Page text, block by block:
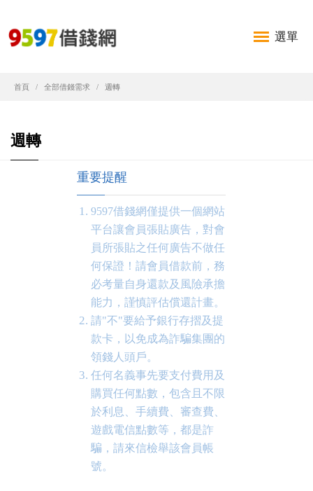
選單
首頁 全部借錢需求 週轉
週轉
重要提醒
9597借錢網僅提供一個網站
平台讓會員張貼廣告，對會
員所張貼之任何廣告不做任
何保證！請會員借款前，務
必考量自身還款及風險承擔
能力，謹慎評估償還計畫。
請"不"要給予銀行存摺及提
款卡，以免成為詐騙集團的
領錢人頭戶。
任何名義事先要支付費用及
購買任何點數，包含且不限
於利息、手續費、審查費、
遊戲電信點數等，都是詐
騙，請來信檢舉該會員帳
號。